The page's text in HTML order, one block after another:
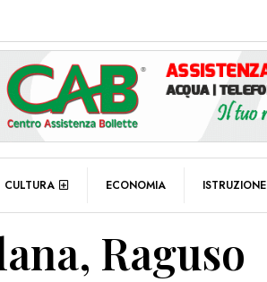
CULTURA ECONOMIA ISTRUZIONE
Raguso